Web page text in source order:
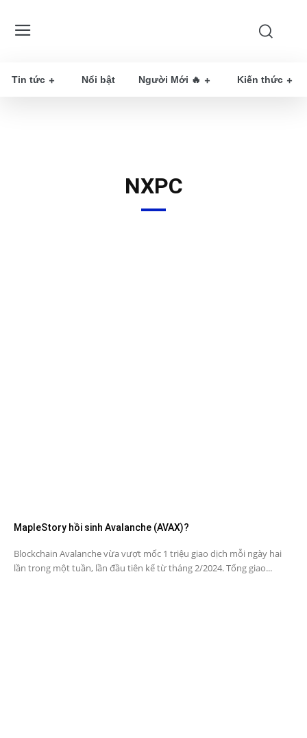
Tin tức Nổi bật Người Mới 🔥 Kiến thức
NXPC
MapleStory hồi sinh Avalanche (AVAX)?
Blockchain Avalanche vừa vượt mốc 1 triệu giao dịch mỗi ngày hai
lần trong một tuần, lần đầu tiên kể từ tháng 2/2024. Tổng giao...